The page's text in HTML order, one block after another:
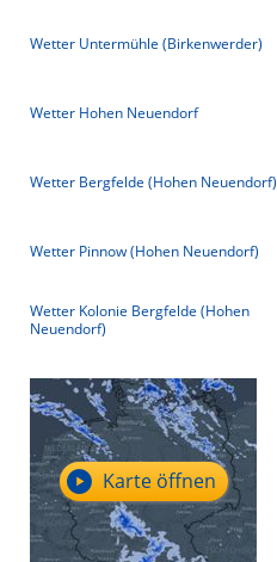
Wetter Untermühle (Birkenwerder)
Wetter Hohen Neuendorf
Wetter Bergfelde (Hohen Neuendorf)
Wetter Pinnow (Hohen Neuendorf)
Wetter Kolonie Bergfelde (Hohen
Neuendorf)
Karte öffnen